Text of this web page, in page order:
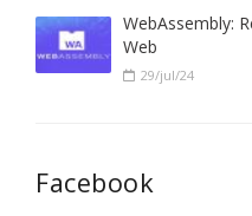
WebAssembly:
Web
29/jul/24
Facebook